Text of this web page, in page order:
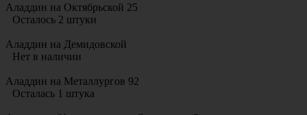
Аладдин на Октябрьской 25
Осталось 2 штуки
Аладдин на Демидовской
Нет в наличии
Аладдин на Металлургов 92
Осталась 1 штука